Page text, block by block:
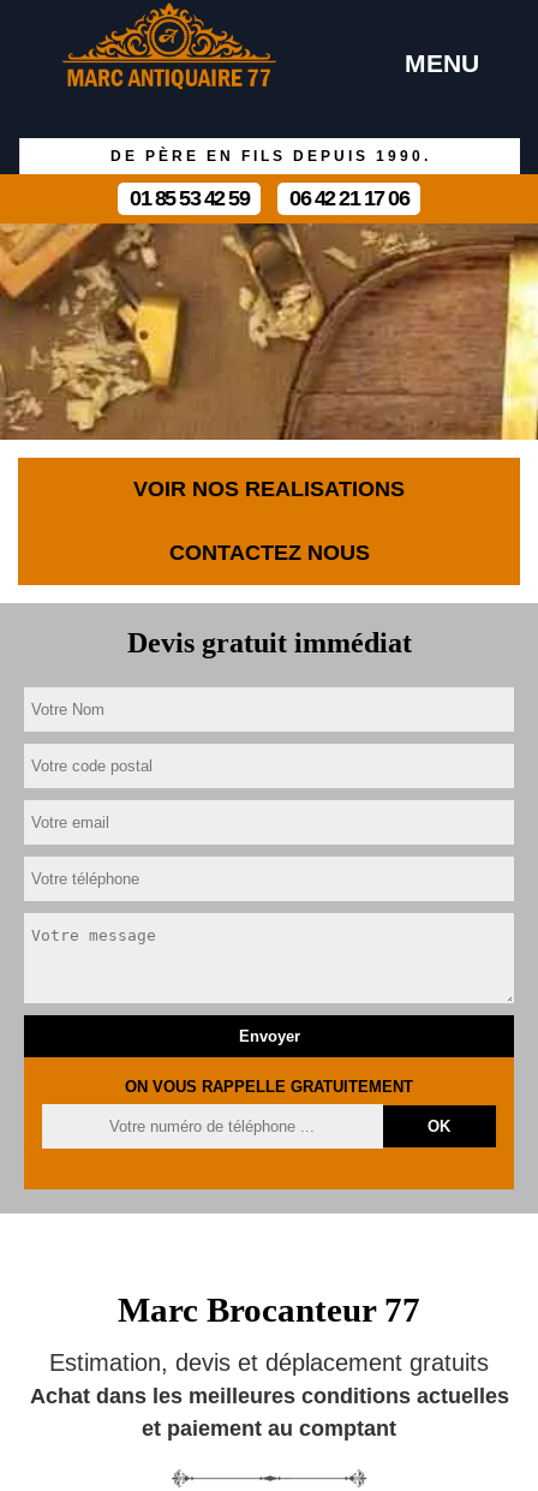
MENU
DE PÈRE EN FILS DEPUIS 1990.
01 85 53 42 59 06 42 21 17 06
VOIR NOS REALISATIONS
CONTACTEZ NOUS
Devis gratuit immédiat
ON VOUS RAPPELLE GRATUITEMENT
Marc Brocanteur 77
Estimation, devis et déplacement gratuits
Achat dans les meilleures conditions actuelles
et paiement au comptant